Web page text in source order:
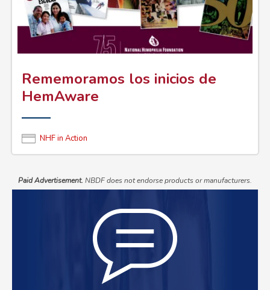
Rememoramos los inicios de
HemAware
NHF in Action
Paid Advertisement. NBDF does not endorse products or manufacturers.